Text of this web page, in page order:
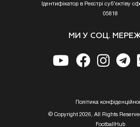
Ідентифікатор в Реєстрі суб’єктіву
05818
МИ У СОЦ.
Полiтика
© Copyright 2026, All Rights
FootballHub